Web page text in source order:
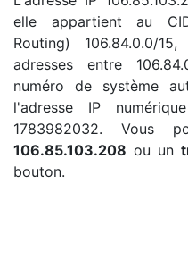
elle appartient au
Routing) 106.84.0.0/
adresses entre
numéro de système
l'adresse IP
1783982032. Vous
106.85.103.208 ou un
bouton.